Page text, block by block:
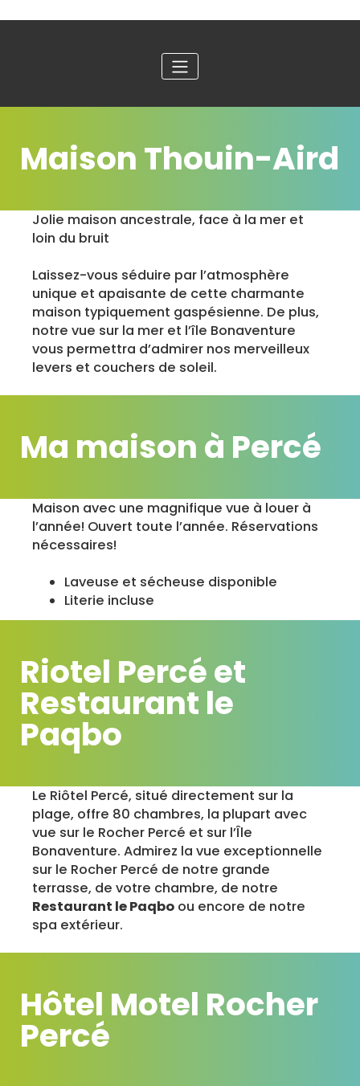
Maison Thouin-Aird
Jolie maison ancestrale, face à la mer et
loin du bruit
Laissez-vous séduire par l’atmosphère
unique et apaisante de cette charmante
maison typiquement gaspésienne. De plus,
notre vue sur la mer et l’île Bonaventure
vous permettra d’admirer nos merveilleux
levers et couchers de soleil.
Ma maison à Percé
Maison avec une magnifique vue à louer à
l’année! Ouvert toute l’année. Réservations
nécessaires!
Laveuse et sécheuse disponible
Literie incluse
Riotel Percé et
Restaurant le
Paqbo
Le Riôtel Percé, situé directement sur la
plage, offre 80 chambres, la plupart avec
vue sur le Rocher Percé et sur l’Île
Bonaventure. Admirez la vue exceptionnelle
sur le Rocher Percé de notre grande
terrasse, de votre chambre, de notre
Restaurant le Paqbo ou encore de notre
spa extérieur.
Hôtel Motel Rocher
Percé